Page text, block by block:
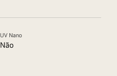
UV Nano
Não